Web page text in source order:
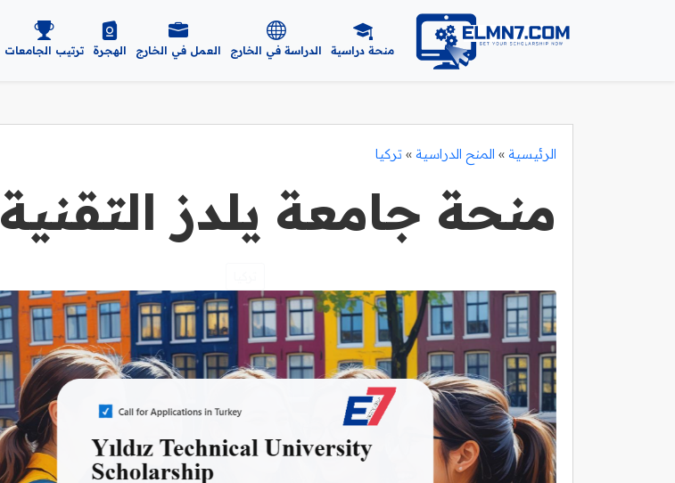
منحة دراسية الدراسة في الخارج العمل في الخارج الهجرة ترتيب الجامعات
الرئيسية » المنح الدراسية » تركيا
منحة جامعة يلدز التقنية